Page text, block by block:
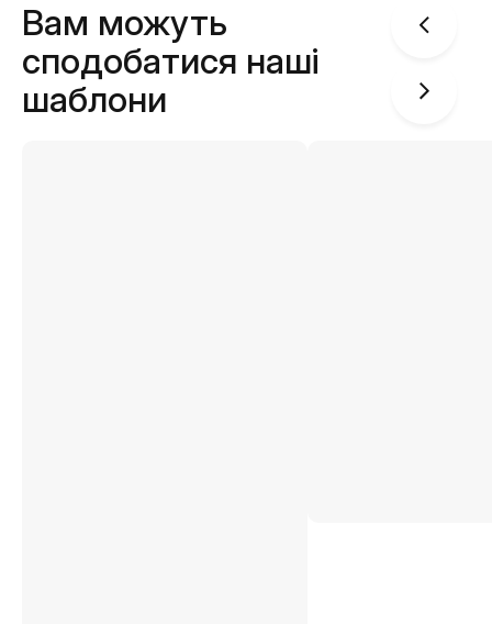
Вам можуть
сподобатися наші
шаблони